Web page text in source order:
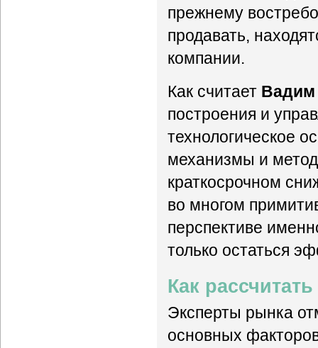
прежнему
продавать,
компании.
Как считает Вадим
построения и
технологическое
механизмы и
краткосрочном
во многом
перспективе
только остаться
Как
Эксперты рынка
основных